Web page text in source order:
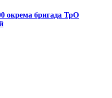
окрема бригада ТрО